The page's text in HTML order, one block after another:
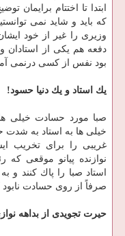
ابتدا تا اختتام برایمان
كه باید و شاید نمی
وزیری را غیر از خود
دفعه هم یكی از استادان
بود نفس از كسی درنمی
یك استاد و یك دنیا حسود!
صبا مورد حسادت خیلی
خیلی ها به استاد به
غریبی را برای تخریب
نوازنده پیانو موقعی كه
استاد صبا را پاك كنند و
صرفاً از روی حسادت نابود
حیرت تجویدی از بداهه